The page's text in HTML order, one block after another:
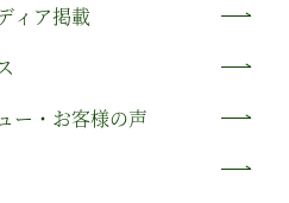
ィア掲載
ー・お客様の声